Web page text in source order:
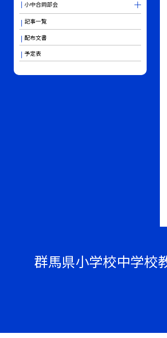
小中合同部会
記事一覧
配布文書
予定表
群馬県小学校中学校